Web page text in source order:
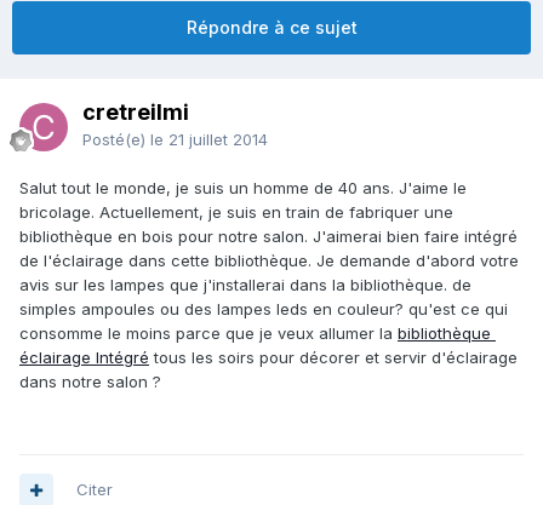
Répondre à ce sujet
cretreilmi
Posté(e) le 21 juillet 2014
Salut tout le monde, je suis un homme de 40 ans. J'aime le
bricolage. Actuellement, je suis en train de fabriquer une
bibliothèque en bois pour notre salon. J'aimerai bien faire intégré
de l'éclairage dans cette bibliothèque. Je demande d'abord votre
avis sur les lampes que j'installerai dans la bibliothèque. de
simples ampoules ou des lampes leds en couleur? qu'est ce qui
consomme le moins parce que je veux allumer la bibliothèque
éclairage Intégré tous les soirs pour décorer et servir d'éclairage
dans notre salon ?
Citer